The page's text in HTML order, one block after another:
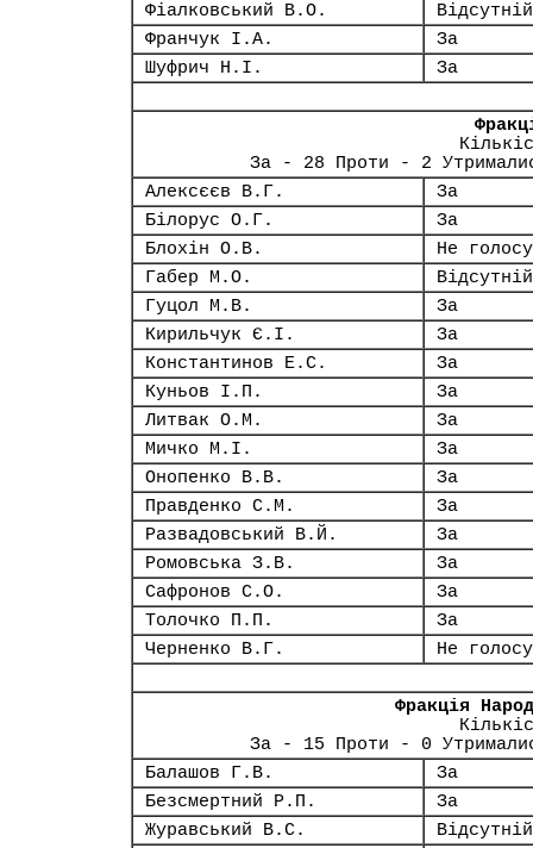
Фіалковський В.О.
Відсутній
Франчук І.А.
За
Шуфрич Н.І.
За
За - 28 Проти - 2
Алексєєв В.Г.
За
Білорус О.Г.
За
Блохін О.В.
Не
Габер М.О.
Відсутній
Гуцол М.В.
За
Кирильчук Є.І.
За
Константинов Е.С.
За
Куньов І.П.
За
Литвак О.М.
За
Мичко М.І.
За
Онопенко В.В.
За
Правденко С.М.
За
Развадовський В.Й.
За
Ромовська З.В.
За
Сафронов С.О.
За
Толочко П.П.
За
Черненко В.Г.
Не
Фракція
За - 15 Проти - 0
Балашов Г.В.
За
Безсмертний Р.П.
За
Журавський В.С.
Відсутній